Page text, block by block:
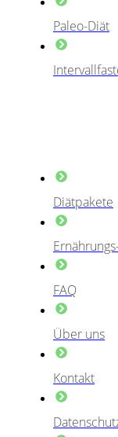
Paleo-Diät
Diätpakete
FAQ
Über uns
Kontakt